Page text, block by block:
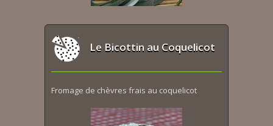
Le Bicottin au Coquelicot
Fromage de chèvres frais au coquelicot